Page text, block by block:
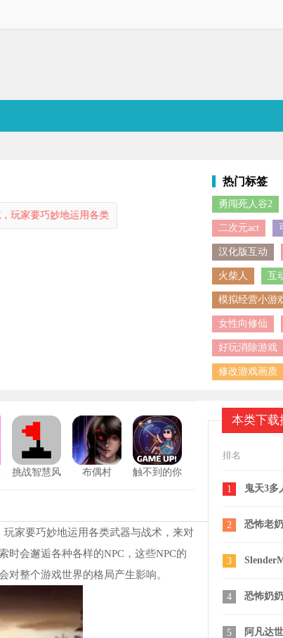
妙地运用各类武器与战术，来对抗变异生物、敌对势力以
热门标签
勇闯死人谷2
二次元act
汉化版互动
火柴人 互
模拟经营小游
女性向修仙
好玩消除游戏
修改游戏画质
挑战智慧风
布偶村
触不到的你
家要巧妙地运用各类武器与战术，来对
时会邂逅各种各样的NPC，这些NPC的
对整个游戏世界的格局产生影响。
本类下载
排名
鬼天3多人联机
2 恐怖老奶奶重制版
SlenderMan安卓版
恐怖奶奶GMP重制版
阿凡达世界手机版